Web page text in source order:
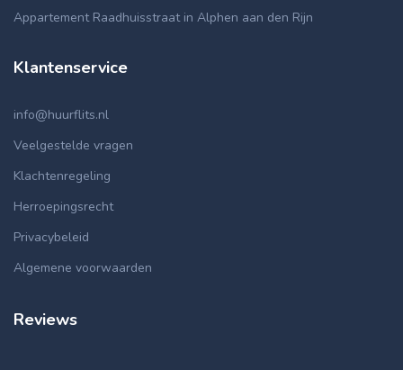
Appartement Raadhuisstraat in Alphen aan den Rijn
Klantenservice
info@huurflits.nl
Veelgestelde vragen
Klachtenregeling
Herroepingsrecht
Privacybeleid
Algemene voorwaarden
Reviews